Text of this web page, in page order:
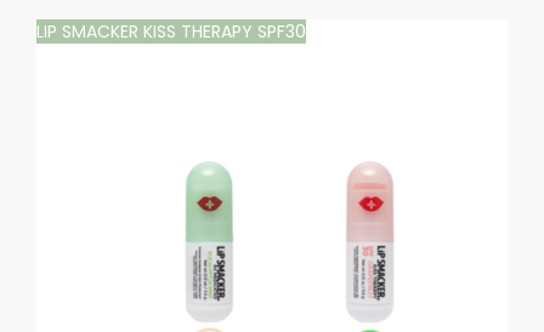
LIP SMACKER KISS THERAPY SPF30